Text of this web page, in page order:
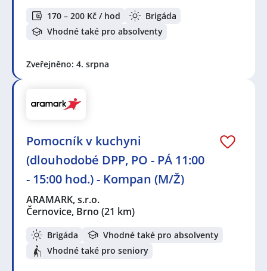
170 – 200 Kč / hod
Brigáda
Vhodné také pro absolventy
Zveřejněno: 4. srpna
Pomocník v kuchyni
(dlouhodobé DPP, PO - PÁ 11:00
- 15:00 hod.) - Kompan (M/Ž)
ARAMARK, s.r.o.
Černovice, Brno (21 km)
Brigáda
Vhodné také pro absolventy
Vhodné také pro seniory